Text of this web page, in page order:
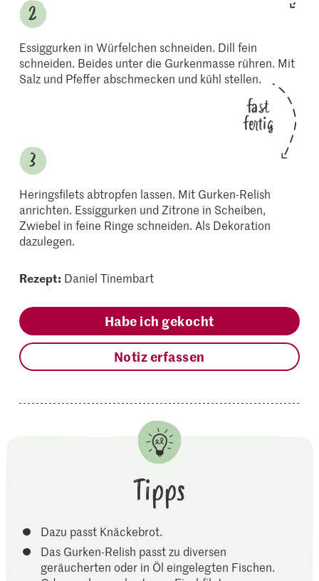
Essiggurken in Würfelchen schneiden. Dill fein
schneiden. Beides unter die Gurkenmasse rühren. Mit
Salz und Pfeffer abschmecken und kühl stellen.
fast
fertig
Heringsfilets abtropfen lassen. Mit Gurken-Relish
anrichten. Essiggurken und Zitrone in Scheiben,
Zwiebel in feine Ringe schneiden. Als Dekoration
dazulegen.
Rezept: Daniel Tinembart
Habe ich gekocht
Notiz erfassen
Tipps
Dazu passt Knäckebrot.
Das Gurken-Relish passt zu diversen
geräucherten oder in Öl eingelegten Fischen.